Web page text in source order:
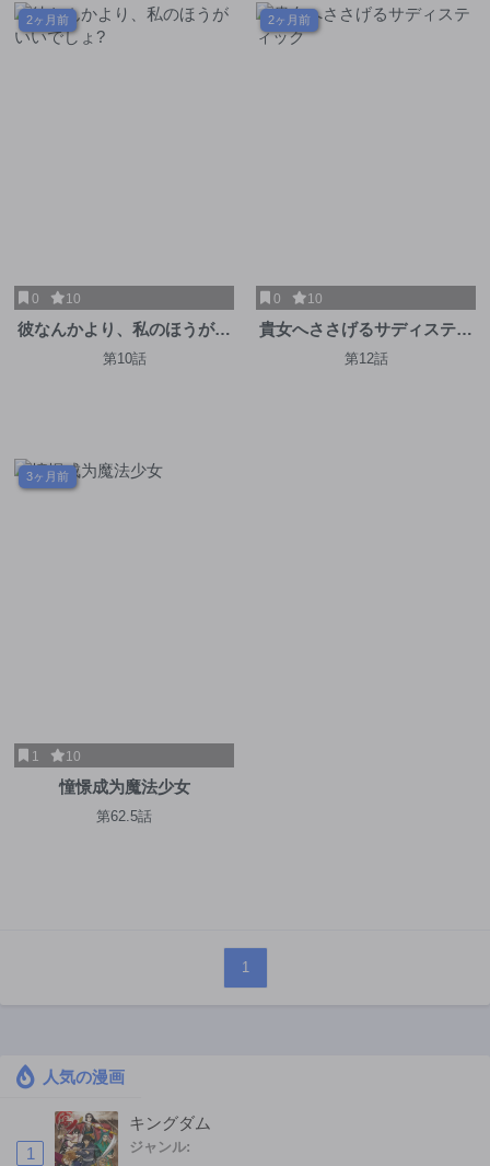
2ヶ月前
0 10
彼なんかより、私のほうがい
いでしょ?
第10話
2ヶ月前
0 10
貴女へささげるサディスティ
ック
第12話
3ヶ月前
1 10
憧憬成为魔法少女
第62.5話
1
人気の漫画
1
キングダム
ジャンル: